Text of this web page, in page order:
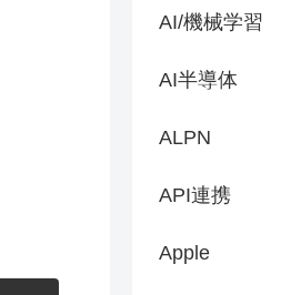
AI/機械学習
AI半導体
ALPN
API連携
Apple